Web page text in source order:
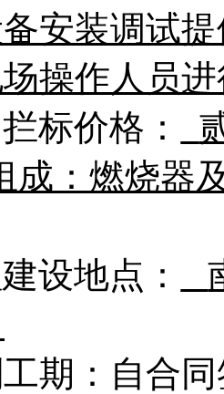
安装调试
操作人员
标价格：
成：燃烧器
设地点：
期：自合